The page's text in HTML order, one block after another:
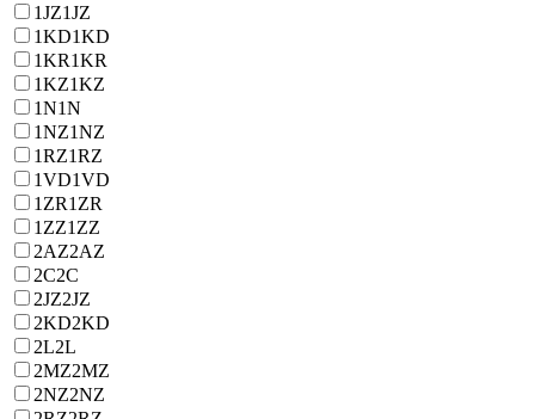
1JZ1JZ
1KD1KD
1KR1KR
1KZ1KZ
1N1N
1NZ1NZ
1RZ1RZ
1VD1VD
1ZR1ZR
1ZZ1ZZ
2AZ2AZ
2C2C
2JZ2JZ
2KD2KD
2L2L
2MZ2MZ
2NZ2NZ